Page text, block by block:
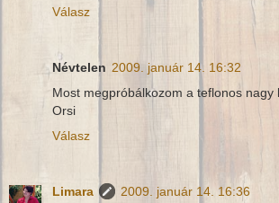
Válasz
Névtelen 2009. január 14. 16:32
Most megpróbálkozom a teflonos nagy
Orsi
Válasz
Limara
2009. január 14. 16:36